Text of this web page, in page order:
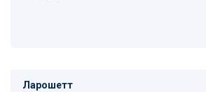
Ларошетт